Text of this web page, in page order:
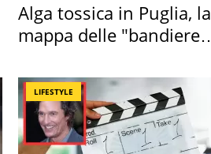
Alga tossica in Puglia, la
mappa delle "bandiere
LIFESTYLE